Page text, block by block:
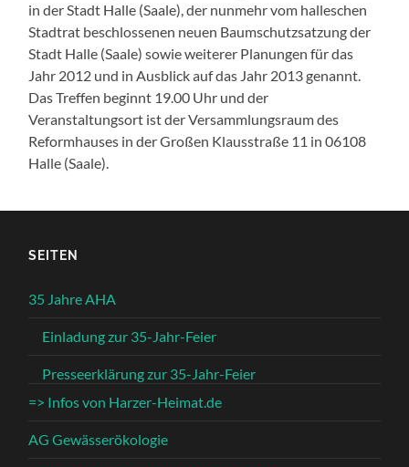
in der Stadt Halle (Saale), der nunmehr vom halleschen
Stadtrat beschlossenen neuen Baumschutzsatzung der
Stadt Halle (Saale) sowie weiterer Planungen für das
Jahr 2012 und in Ausblick auf das Jahr 2013 genannt.
Das Treffen beginnt 19.00 Uhr und der
Veranstaltungsort ist der Versammlungsraum des
Reformhauses in der Großen Klausstraße 11 in 06108
Halle (Saale).
SEITEN
35 Jahre AHA
Einladung zur 35-Jahr-Feier
Presseerklärung zur 35-Jahr-Feier
=> Infos von Harzer-Heimat.de
AG Gewässerökologie